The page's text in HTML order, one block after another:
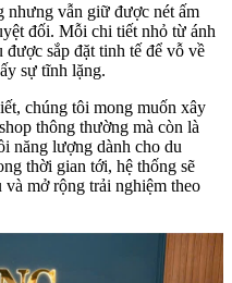
nhưng vẫn giữ được nét ấm
đối. Mỗi chi tiết nhỏ từ ánh
được sắp đặt tinh tế để vỗ về
sự tĩnh lặng.
chúng tôi mong muốn xây
thông thường mà còn là
năng lượng dành cho du
thời gian tới, hệ thống sẽ
mở rộng trải nghiệm theo